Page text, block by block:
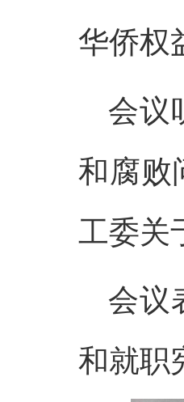
华侨权
会议
和腐败
工委关
会议
和就职